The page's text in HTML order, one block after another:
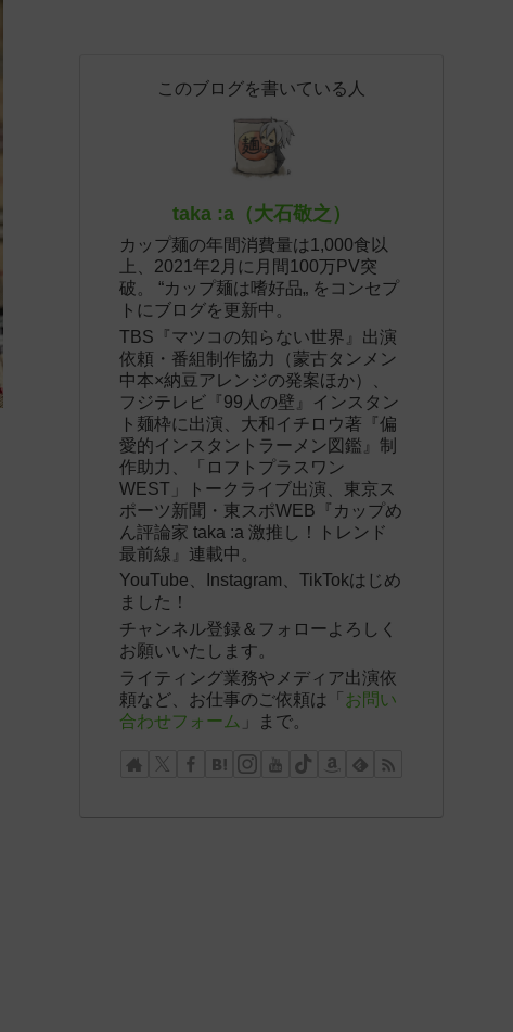
このブログを書いている人
taka :a（大石敬之）
カップ麺の年間消費量は1,000食以
上、2021年2月に月間100万PV突
破。 “カップ麺は嗜好品„ をコンセプ
トにブログを更新中。
TBS『マツコの知らない世界』出演
依頼・番組制作協力（蒙古タンメン
中本×納豆アレンジの発案ほか）、
フジテレビ『99人の壁』インスタン
ト麺枠に出演、大和イチロウ著『偏
愛的インスタントラーメン図鑑』制
作助力、「ロフトプラスワン
WEST」トークライブ出演、東京ス
ポーツ新聞・東スポWEB『カップめ
ん評論家 taka :a 激推し！トレンド
最前線』連載中。
YouTube、Instagram、TikTokはじめ
ました！
チャンネル登録＆フォローよろしく
お願いいたします。
ライティング業務やメディア出演依
頼など、お仕事のご依頼は「 お問い
合わせフォーム 」まで。